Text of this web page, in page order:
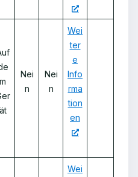
m
ät
Nei
n
Nei
n
Wei
ter
e
Info
rma
tion
en
Wei